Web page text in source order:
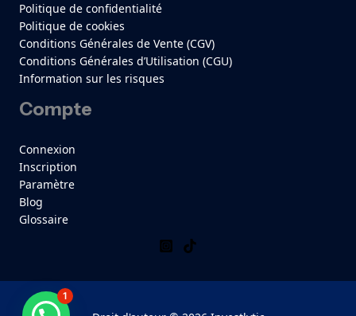
Politique de confidentialité
Politique de cookies
Conditions Générales de Vente (CGV)
Conditions Générales d’Utilisation (CGU)
Information sur les risques
Compte
Connexion
Inscription
Paramètre
Blog
Glossaire
1